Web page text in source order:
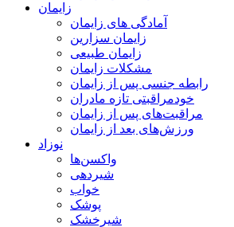
زایمان
آمادگی های زایمان
زایمان سزارین
زایمان طبیعی
مشکلات زایمان
رابطه جنسی پس از زایمان
خودمراقبتی تازه مادران
مراقبت‌های پس از زایمان
ورزش‌های بعد از زایمان
نوزاد
واکسن‌ها
شیردهی
خواب
پوشک
شیرخشک